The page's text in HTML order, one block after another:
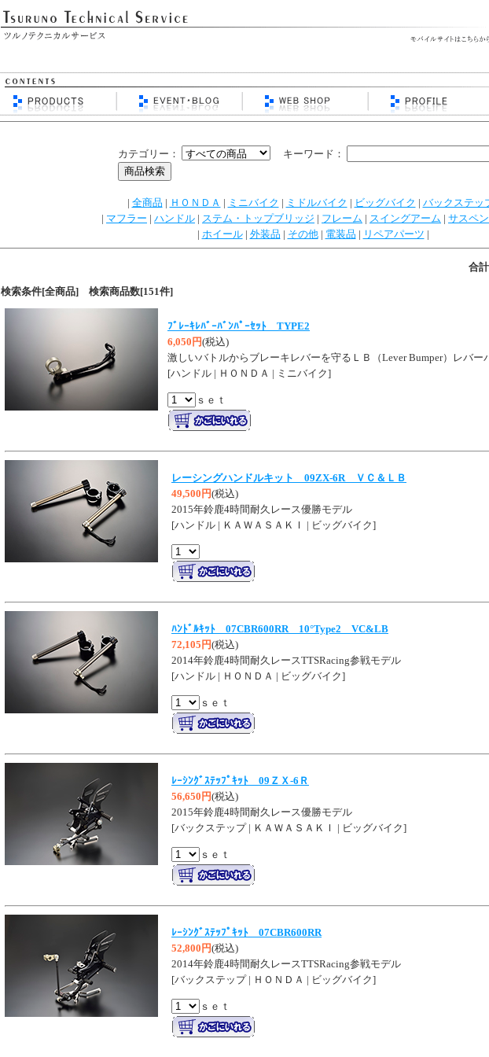
カテゴリー： キーワード：
| 全商品 | ＨＯＮＤＡ | ミニバイク | ミドルバイク | ビッグバイク | バックステッ
| マフラー | ハンドル | ステム・トップブリッジ | フレーム | スイングアーム | サスペ
| ホイール| 外装品 | その他| 電装品 | リペアパーツ |
合
検索条件[全商品] 検索商品数[151件]
ﾌﾞﾚｰｷﾚﾊﾞｰﾊﾞﾝﾊﾟｰｾｯﾄ TYPE2
6,050円(税込)
激しいバトルからブレーキレバーを守るＬＢ（Lever Bumper）レバー
[ハンドル | ＨＯＮＤＡ | ミニバイク]
ｓｅｔ
レーシングハンドルキット 09ZX-6R ＶＣ＆ＬＢ
49,500円(税込)
2015年鈴鹿4時間耐久レース優勝モデル
[ハンドル | ＫＡＷＡＳＡＫＩ | ビッグバイク]
ﾊﾝﾄﾞﾙｷｯﾄ 07CBR600RR 10°Type2 VC&LB
72,105円(税込)
2014年鈴鹿4時間耐久レースTTSRacing参戦モデル
[ハンドル | ＨＯＮＤＡ | ビッグバイク]
ｓｅｔ
ﾚｰｼﾝｸﾞｽﾃｯﾌﾟｷｯﾄ 09ＺＸ-6Ｒ
56,650円(税込)
2015年鈴鹿4時間耐久レース優勝モデル
[バックステップ | ＫＡＷＡＳＡＫＩ | ビッグバイク]
ｓｅｔ
ﾚｰｼﾝｸﾞｽﾃｯﾌﾟｷｯﾄ 07CBR600RR
52,800円(税込)
2014年鈴鹿4時間耐久レースTTSRacing参戦モデル
[バックステップ | ＨＯＮＤＡ | ビッグバイク]
ｓｅｔ